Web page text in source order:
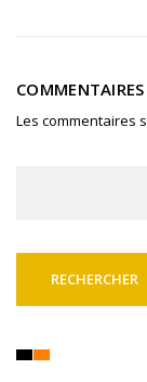
COMMENTAIRES
Les commentaires